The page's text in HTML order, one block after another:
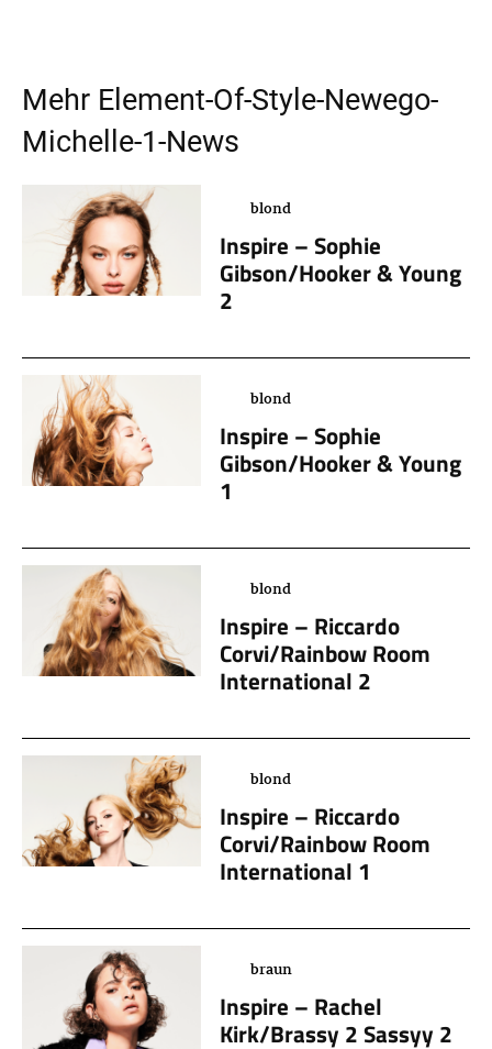
Mehr Element-Of-Style-Newego-
Michelle-1-News
blond
Inspire – Sophie
Gibson/Hooker & Young
2
blond
Inspire – Sophie
Gibson/Hooker & Young
1
blond
Inspire – Riccardo
Corvi/Rainbow Room
International 2
blond
Inspire – Riccardo
Corvi/Rainbow Room
International 1
braun
Inspire – Rachel
Kirk/Brassy 2 Sassyy 2